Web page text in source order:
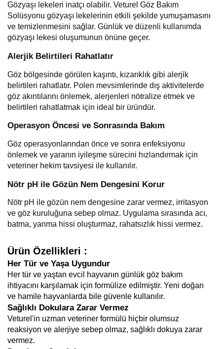
Gözyaşı lekeleri inatçı olabilir. Veturel Göz Bakım
Solüsyonu gözyaşı lekelerinin etkili şekilde yumuşamasını
ve temizlenmesini sağlar. Günlük ve düzenli kullanımda
gözyaşı lekesi oluşumunun önüne geçer.
Alerjik Belirtileri Rahatlatır
Göz bölgesinde görülen kaşıntı, kızarıklık gibi alerjik
belirtileri rahatlatır. Polen mevsimlerinde dış aktivitelerde
göz akıntılarını önlemek, alerjenleri nötralize etmek ve
belirtileri rahatlatmak için ideal bir üründür.
Operasyon Öncesi ve Sonrasında Bakım
Göz operasyonlarından önce ve sonra enfeksiyonu
önlemek ve yaranın iyileşme sürecini hızlandırmak için
veteriner hekim tavsiyesi ile kullanılır.
Nötr pH ile Gözün Nem Dengesini Korur
Nötr pH ile gözün nem dengesine zarar vermez, irritasyon
ve göz kuruluğuna sebep olmaz. Uygulama sırasında acı,
batma, yanma hissi oluşturmaz, rahatsızlık hissi vermez.
Ürün Özellikleri :
Her Tür ve Yaşa Uygundur
Her tür ve yaştan evcil hayvanın günlük göz bakım
ihtiyacını karşılamak için formülize edilmiştir. Yeni doğan
ve hamile hayvanlarda bile güvenle kullanılır.
Sağlıklı Dokulara Zarar Vermez
Veturel'in uzman veteriner formülü hiçbir olumsuz
reaksiyon ve alerjiye sebep olmaz, sağlıklı dokuya zarar
vermez.